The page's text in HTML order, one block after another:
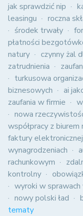
jak sprawdzić nip
leasingu
roczna
środek trwały
płatności
natury
czynny żal
zatrudnienia
turkusowa
biznesowych
ai
zaufania w firmie
nowa
współpracy z
faktury elektronicznej
wynagrodzeniach
rachunkowym
kontrolny
wyroki w
nowy polski ład
tematy